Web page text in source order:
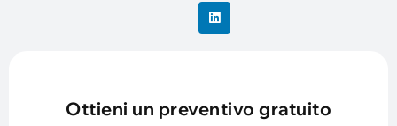
Ottieni un preventivo gratuito